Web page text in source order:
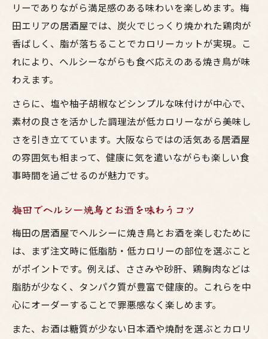
リーでありながら満足感のある味わいを楽しめます。梅
田エリアの居酒屋では、炭火でじっくり焼かれた鶏肉が
香ばしく、脂が落ちることでカロリーカットが実現。こ
れにより、ヘルシーながらも食べ応えのある焼き鳥が味
わえます。
さらに、塩や柚子胡椒などシンプルな味付けが中心で、
素材の良さを活かした調理法が低カロリーながら美味し
さを引き立てています。大阪ならではの活気ある居酒屋
の雰囲気も相まって、健康に気を遣いながらも楽しい食
事時間を過ごせるのが魅力です。
梅田でヘルシー焼鳥とお酒を味わうコツ
梅田の居酒屋でヘルシーに焼き鳥とお酒を楽しむために
は、まず注文時に低脂肪・低カロリーの部位を選ぶこと
がポイントです。例えば、ささみや砂肝、鶏胸肉などは
脂肪が少なく、タンパク質が豊富で健康的。これらを中
心にオーダーすることで罪悪感なく楽しめます。
また、お酒は糖質が少ない日本酒や焼酎を選ぶとカロリ